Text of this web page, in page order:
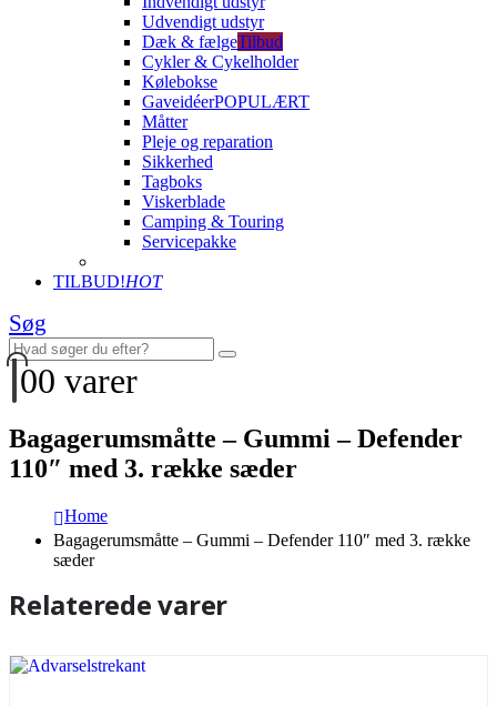
Udvendigt udstyr
Dæk & fælgeTilbud
Cykler & Cykelholder
Kølebokse
GaveidéerPOPULÆRT
Måtter
Pleje og reparation
Sikkerhed
Tagboks
Viskerblade
Camping & Touring
Servicepakke
TILBUD!HOT
Søg
00 varer
Bagagerumsmåtte – Gummi – Defender
110″ med 3. række sæder
Home
Bagagerumsmåtte – Gummi – Defender 110″ med 3. række
sæder
Relaterede varer